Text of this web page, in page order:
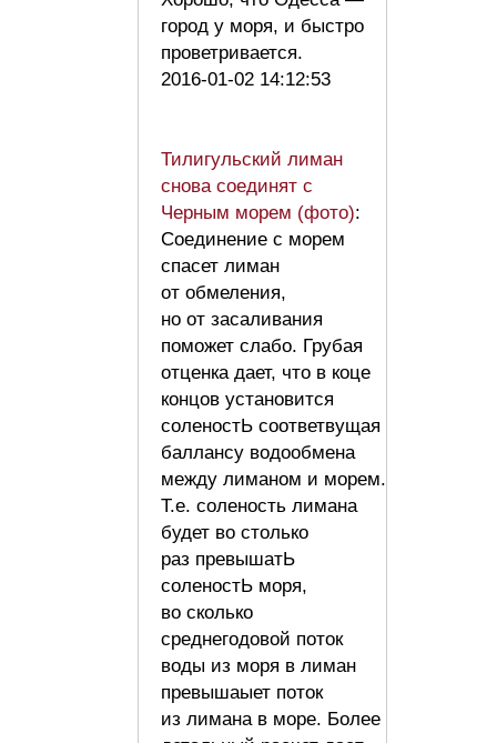
город у моря, и быстро
проветривается.
2016-01-02 14:12:53
Тилигульский лиман
снова соединят с
Черным морем (фото):
Соединение с морем
спасет лиман
от обмеления,
но от засаливания
поможет слабо. Грубая
отценка дает, что в коце
концов установится
соленостЬ соответвущая
баллансу водообмена
между лиманом и морем.
Т.е. соленость лимана
будет во столько
раз превышатЬ
соленостЬ моря,
во сколько
среднегодовой поток
воды из моря в лиман
превышаыет поток
из лимана в море. Более